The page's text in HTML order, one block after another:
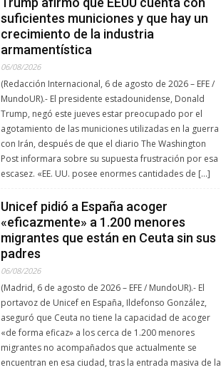
suficientes municiones y que hay un
crecimiento de la industria
armamentística
06/08/2026
(Redacción Internacional, 6 de agosto de 2026 – EFE /
MundoUR).- El presidente estadounidense, Donald
Trump, negó este jueves estar preocupado por el
agotamiento de las municiones utilizadas en la guerra
con Irán, después de que el diario The Washington
Post informara sobre su supuesta frustración por esa
escasez. «EE. UU. posee enormes cantidades de […]
Unicef pidió a España acoger
«eficazmente» a 1.200 menores
migrantes que están en Ceuta sin sus
padres
06/08/2026
(Madrid, 6 de agosto de 2026 – EFE / MundoUR).- El
portavoz de Unicef en España, Ildefonso González,
aseguró que Ceuta no tiene la capacidad de acoger
«de forma eficaz» a los cerca de 1.200 menores
migrantes no acompañados que actualmente se
encuentran en esa ciudad, tras la entrada masiva de la